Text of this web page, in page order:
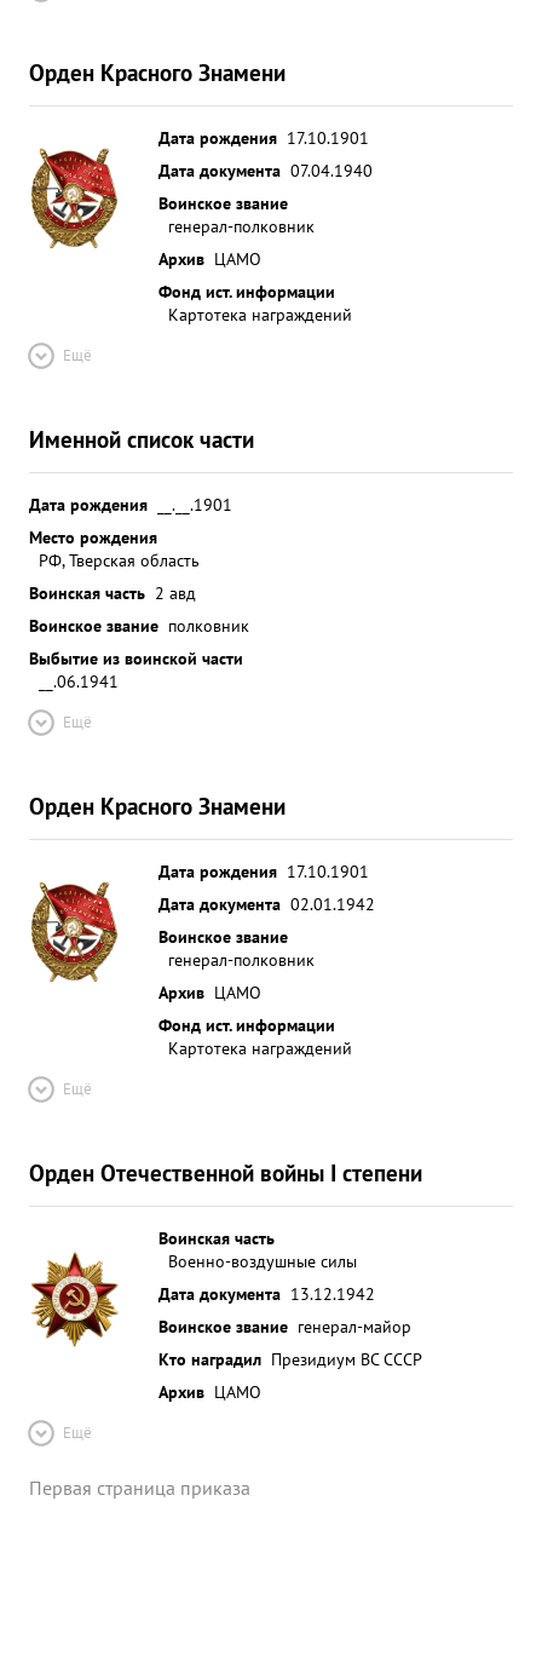
Орден Красного Знамени
Дата рождения 17.10.1901
Дата документа 07.04.1940
Воинское звание
генерал-полковник
Архив ЦАМО
Фонд ист. информации
Картотека награждений
Ещё
Именной список части
Дата рождения
__.__.1901
Место рождения
РФ, Тверская область
Воинская часть 2 авд
Воинское звание полковник
Выбытие из воинской части
__.06.1941
Ещё
Орден Красного Знамени
Дата рождения 17.10.1901
Дата документа 02.01.1942
Воинское звание
генерал-полковник
Архив ЦАМО
Фонд ист. информации
Картотека награждений
Ещё
Орден Отечественной войны I степени
Воинская часть
Военно-воздушные силы
Дата документа 13.12.1942
Воинское звание генерал-майор
Кто наградил Президиум ВС СССР
Архив ЦАМО
Ещё
Первая страница приказа